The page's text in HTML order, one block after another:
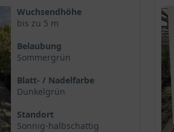
selektiert und im Jahre 1980 in den
vorwiegend durch ihre
geführt. Die junge Sorte ist bisher
Gartenhighlight.
Wuchsendhöhe
bis zu 5 m
Belaubung
Sommergrün
Blatt- / Nadelfarbe
Dunkelgrün
Standort
Sonnig-halbschattig